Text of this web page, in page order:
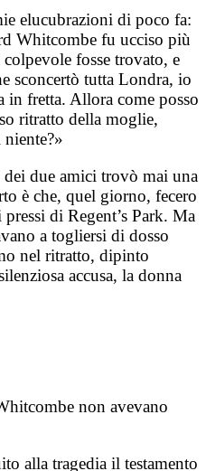
elucubrazioni di poco fa:
Whitcombe fu ucciso più
fosse trovato, e
sconcertò tutta Londra, io
in fretta. Allora come posso
ritratto della moglie,
due amici trovò mai una
è che, quel giorno, fecero
di Regent’s Park. Ma
a togliersi di dosso
nel ritratto, dipinto
accusa, la donna
non avevano
alla tragedia il testamento